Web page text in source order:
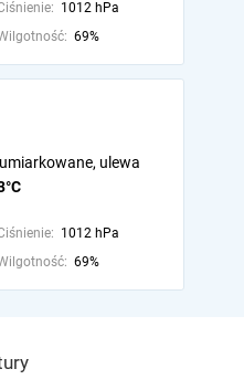
1012 hPa
69%
ulewa
1012 hPa
69%